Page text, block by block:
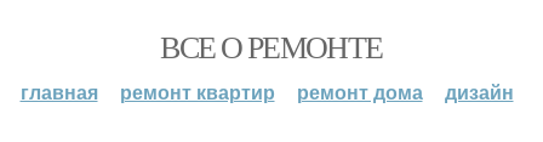
ВСЕ О РЕМОНТЕ
главная ремонт квартир ремонт дома дизайн